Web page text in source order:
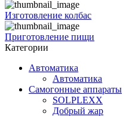
Изготовление колбас
Приготовление пищи
Категории
Автоматика
Автоматика
Самогонные аппараты
SOLPLEXX
Добрый жар